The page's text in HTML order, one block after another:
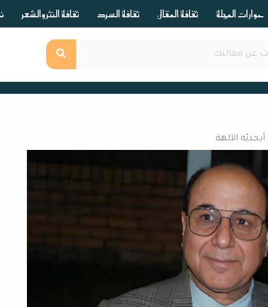
حوارات المجلة ثقافة المقال ثقافة السرد ثقافة النثر والشعر
الآلهة